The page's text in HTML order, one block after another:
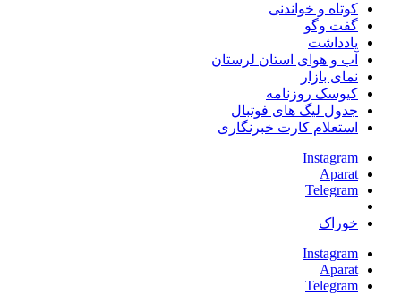
کوتاه و خواندنی
گفت وگو
یادداشت
آب و هوای استان لرستان
نمای بازار
کیوسک روزنامه
جدول لیگ های فوتبال
استعلام کارت خبرنگاری
Instagram
Aparat
Telegram
خوراک
Instagram
Aparat
Telegram